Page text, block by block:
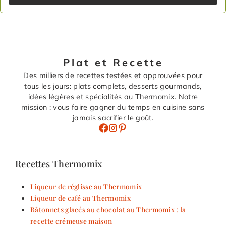
Plat et Recette
Des milliers de recettes testées et approuvées pour
tous les jours: plats complets, desserts gourmands,
idées légères et spécialités au Thermomix. Notre
mission : vous faire gagner du temps en cuisine sans
jamais sacrifier le goût.
Recettes Thermomix
Liqueur de réglisse au Thermomix
Liqueur de café au Thermomix
Bâtonnets glacés au chocolat au Thermomix : la
recette crémeuse maison